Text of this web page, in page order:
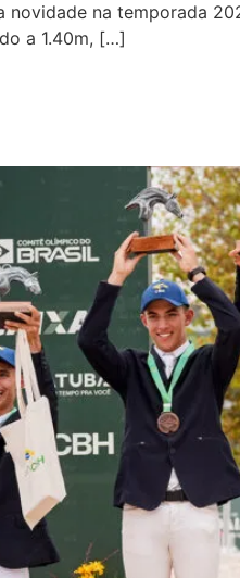
novidade na temporada
a 1.40m, […]